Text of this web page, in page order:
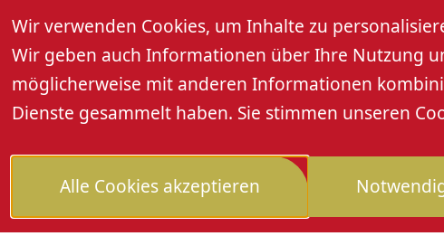
Wir verwenden Cookies, um Inhalte zu
Wir geben auch Informationen über Ihre Nutzung
möglicherweise mit anderen Informationen
Dienste gesammelt haben. Sie stimmen unseren
Alle Cookies akzeptieren